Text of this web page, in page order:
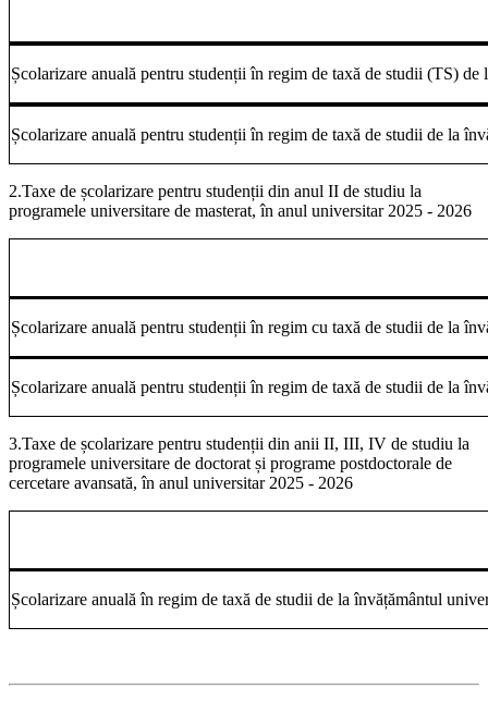
Școlarizare anuală pentru studenții în regim de taxă de studii (TS)
Școlarizare anuală pentru studenții în regim de taxă de studii de la
2.Taxe de școlarizare pentru studenții din anul II de studiu la
programele universitare de masterat, în anul universitar 2025 - 2026
Școlarizare anuală pentru studenții în regim cu taxă de studii de la
Școlarizare anuală pentru studenții în regim de taxă de studii de la
3.Taxe de școlarizare pentru studenții din anii II, III, IV de studiu la
programele universitare de doctorat și programe postdoctorale de
cercetare avansată, în anul universitar 2025 - 2026
Școlarizare anuală în regim de taxă de studii de la învățământul